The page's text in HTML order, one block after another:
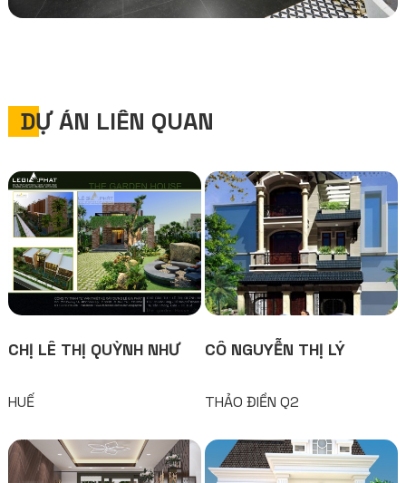
DỰ ÁN LIÊN QUAN
CHỊ LÊ THỊ QUỲNH NHƯ
HUẾ
CÔ NGUYỄN THỊ LÝ
THẢO ĐIỀN Q2